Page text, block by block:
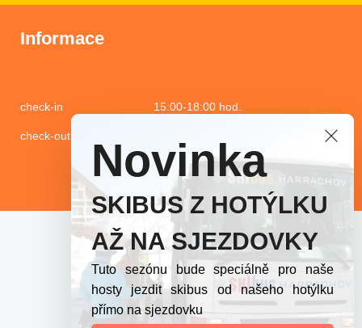
Novinka
SKIBUS Z HOTÝLKU
AŽ NA SJEZDOVKY
Tuto sezónu bude speciálně pro naše
hosty jezdit skibus od našeho hotýlku
přímo na sjezdovku
Informace
check-in 15:00-18:00 hod.
check-out 10:00 hod.
© Hotýlek Na Mýtě 2024 |Správa cookies
Webové stránky vytvořilWeb7.cz